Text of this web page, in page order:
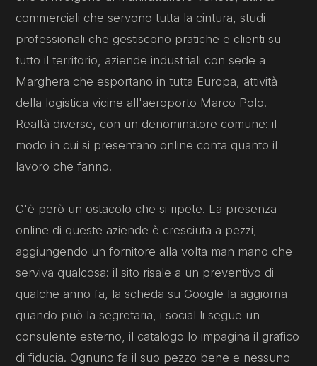
commerciali che servono tutta la cintura, studi
professionali che gestiscono pratiche e clienti su
tutto il territorio, aziende industriali con sede a
Marghera che esportano in tutta Europa, attività
della logistica vicine all'aeroporto Marco Polo.
Realtà diverse, con un denominatore comune: il
modo in cui si presentano online conta quanto il
lavoro che fanno.
C'è però un ostacolo che si ripete. La presenza
online di queste aziende è cresciuta a pezzi,
aggiungendo un fornitore alla volta man mano che
serviva qualcosa: il sito risale a un preventivo di
qualche anno fa, la scheda su Google la aggiorna
quando può la segretaria, i social li segue un
consulente esterno, il catalogo lo impagina il grafico
di fiducia. Ognuno fa il suo pezzo bene e nessuno